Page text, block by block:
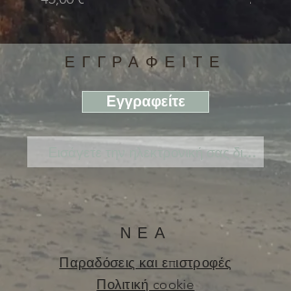
ΕΓΓΡΑΦΕΙΤΕ
Εγγραφείτε
ΝΕΑ
Παραδόσεις και επιστροφές
Πολιτική cookie